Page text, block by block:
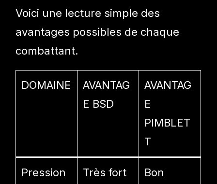
Voici une lecture simple des
avantages possibles de chaque
combattant.
DOMAINE
AVANTAG
E BSD
AVANTAG
E
PIMBLET
T
Pression
Très fort Bon